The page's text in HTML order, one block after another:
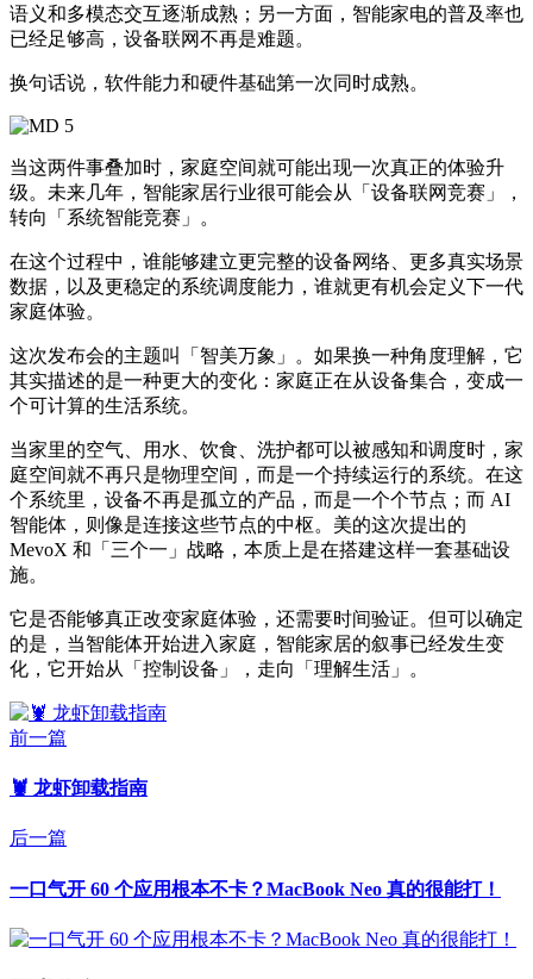
语义和多模态交互逐渐成熟；另一方面，智能家电的普及率也
已经足够高，设备联网不再是难题。
换句话说，软件能力和硬件基础第一次同时成熟。
当这两件事叠加时，家庭空间就可能出现一次真正的体验升
级。未来几年，智能家居行业很可能会从「设备联网竞赛」，
转向「系统智能竞赛」。
在这个过程中，谁能够建立更完整的设备网络、更多真实场景
数据，以及更稳定的系统调度能力，谁就更有机会定义下一代
家庭体验。
这次发布会的主题叫「智美万象」。如果换一种角度理解，它
其实描述的是一种更大的变化：家庭正在从设备集合，变成一
个可计算的生活系统。
当家里的空气、用水、饮食、洗护都可以被感知和调度时，家
庭空间就不再只是物理空间，而是一个持续运行的系统。在这
个系统里，设备不再是孤立的产品，而是一个个节点；而 AI
智能体，则像是连接这些节点的中枢。美的这次提出的
MevoX 和「三个一」战略，本质上是在搭建这样一套基础设
施。
它是否能够真正改变家庭体验，还需要时间验证。但可以确定
的是，当智能体开始进入家庭，智能家居的叙事已经发生变
化，它开始从「控制设备」，走向「理解生活」。
前一篇
🦞 龙虾卸载指南
后一篇
一口气开 60 个应用根本不卡？MacBook Neo 真的很能打！